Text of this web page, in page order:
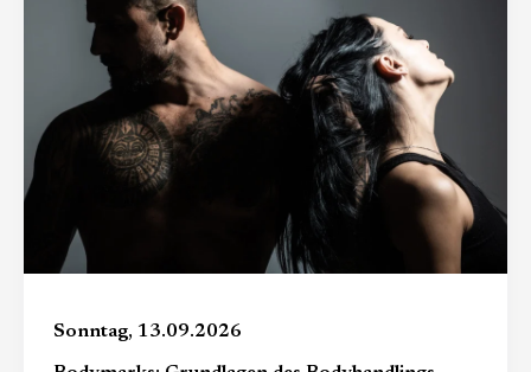
Sonntag, 13.09.2026